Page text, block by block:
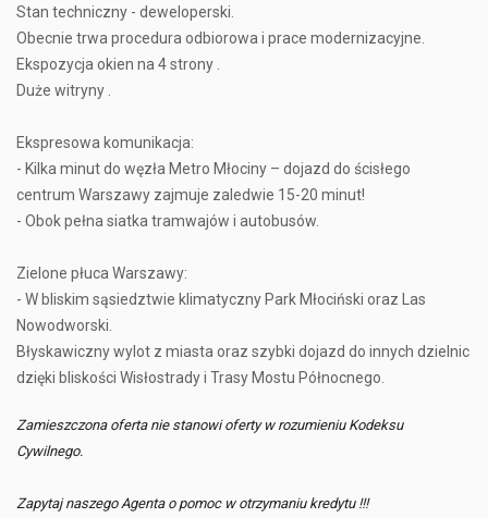
Stan techniczny - deweloperski.
Obecnie trwa procedura odbiorowa i prace modernizacyjne.
Ekspozycja okien na 4 strony .
Duże witryny .
Ekspresowa komunikacja:
- Kilka minut do węzła Metro Młociny – dojazd do ścisłego
centrum Warszawy zajmuje zaledwie 15-20 minut!
- Obok pełna siatka tramwajów i autobusów.
Zielone płuca Warszawy:
- W bliskim sąsiedztwie klimatyczny Park Młociński oraz Las
Nowodworski.
Błyskawiczny wylot z miasta oraz szybki dojazd do innych dzielnic
dzięki bliskości Wisłostrady i Trasy Mostu Północnego.
Zamieszczona oferta nie stanowi oferty w rozumieniu Kodeksu
Cywilnego.
Zapytaj naszego Agenta o pomoc w otrzymaniu kredytu !!!